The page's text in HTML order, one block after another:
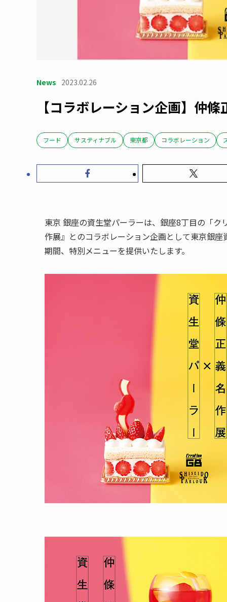
News 2023.02.26
【コラボレーション企画】仲
フード サスティナブル 東京都 コラボレーション
東京 銀座の資生堂パーラーは、銀座8丁目の「
作展』とのコラボレーション企画として東京銀
期間、特別メニューを提供いたします。